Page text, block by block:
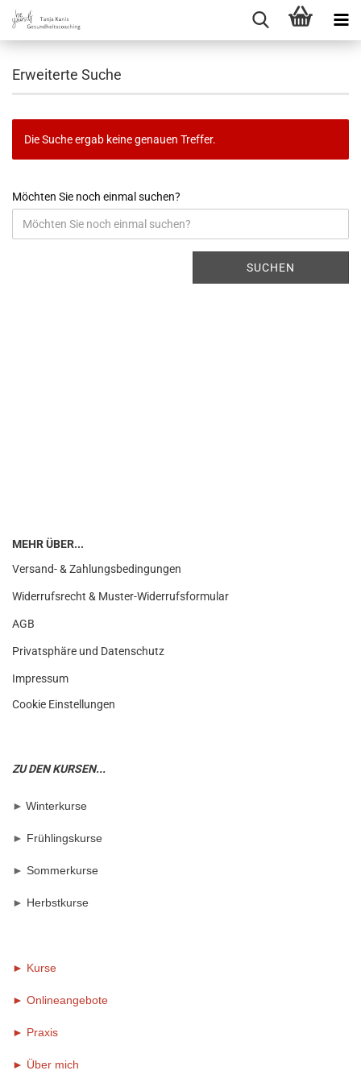
Erweiterte Suche
Die Suche ergab keine genauen Treffer.
Möchten Sie noch einmal suchen?
SUCHEN
MEHR ÜBER...
Versand- & Zahlungsbedingungen
Widerrufsrecht & Muster-Widerrufsformular
AGB
Privatsphäre und Datenschutz
Impressum
Cookie Einstellungen
ZU DEN KURSEN...
► Winterkurse
► Frühlingskurse
► Sommerkurse
► Herbstkurse
► Kurse
► Onlineangebote
► Praxis
► Über mich